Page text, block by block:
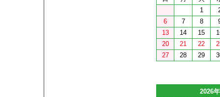
1
6
7 8
13
14 15
20
21 22
27
28 29
2026